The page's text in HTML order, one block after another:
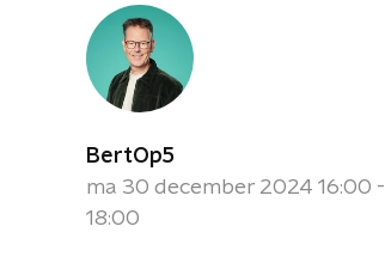
BertOp5
ma 30 december 2024 16:00 -
18:00